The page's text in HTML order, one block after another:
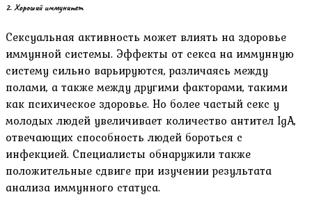
2. Хороший иммунитет
Сексуальная активность может влиять на здоровье
иммунной системы. Эффекты от секса на иммунную
систему сильно варьируются, различаясь между
полами, а также между другими факторами, такими
как психическое здоровье. Но более частый секс у
молодых людей увеличивает количество антител IgA,
отвечающих способность людей бороться с
инфекцией. Специалисты обнаружили также
положительные сдвиге при изучении результата
анализа иммунного статуса.